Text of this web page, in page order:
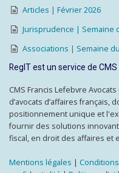
Articles | Février 2026
Jurisprudence | Semaine
Associations | Semaine
RegIT est un service de
CMS Francis Lefebvre
d’avocats d’affaires français,
positionnement unique et
fournir des solutions
fiscal, en droit des affaires et
Mentions légales |